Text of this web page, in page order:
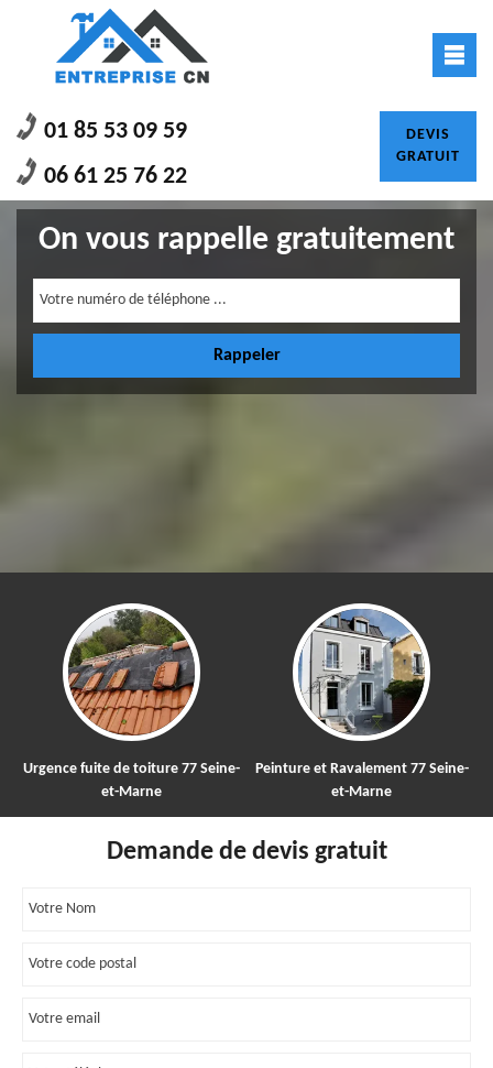
01 85 53 09 59
06 61 25 76 22
DEVIS
GRATUIT
On vous rappelle gratuitement
Urgence fuite de toiture 77 Seine-
et-Marne
Peinture et Ravalement 77 Seine-
et-Marne
Demande de devis gratuit